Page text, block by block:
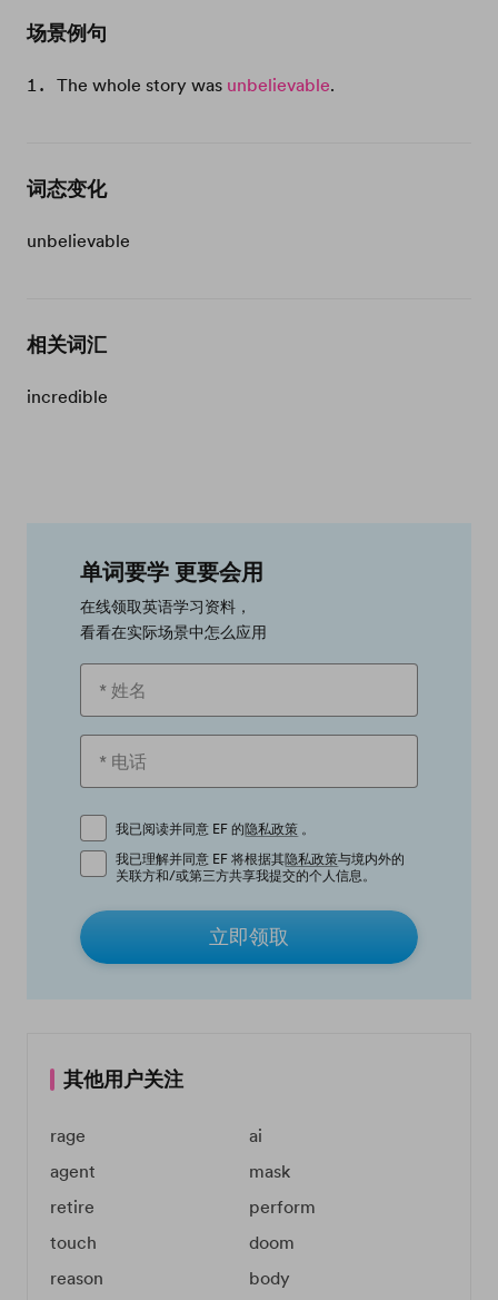
场景例句
The whole story was unbelievable.
词态变化
unbelievable
相关词汇
incredible
单词要学 更要会用
在线领取英语学习资料，
看看在实际场景中怎么应用
我已阅读并同意 EF 的隐私政策 。
我已理解并同意 EF 将根据其隐私政策与境内外的
关联方和/或第三方共享我提交的个人信息。
立即领取
其他用户关注
rage
ai
agent
mask
retire
perform
touch
doom
reason
body